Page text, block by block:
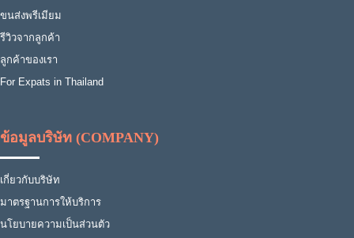
ขนส่งพรีเมียม
รีวิวจากลูกค้า
ลูกค้าของเรา
For Expats in Thailand
ข้อมูลบริษัท (COMPANY)
เกี่ยวกับบริษัท
มาตรฐานการให้บริการ
นโยบายความเป็นส่วนตัว